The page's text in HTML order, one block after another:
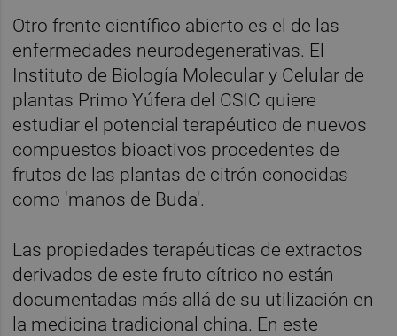
Otro frente científico abierto es el de las
enfermedades neurodegenerativas. El
Instituto de Biología Molecular y Celular de
plantas Primo Yúfera del CSIC quiere
estudiar el potencial terapéutico de nuevos
compuestos bioactivos procedentes de
frutos de las plantas de citrón conocidas
como 'manos de Buda'.
Las propiedades terapéuticas de extractos
derivados de este fruto cítrico no están
documentadas más allá de su utilización en
la medicina tradicional china. En este